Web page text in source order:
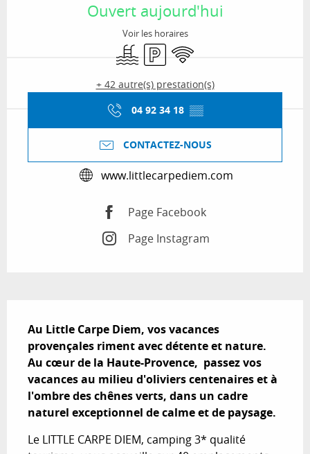
Ouvert aujourd'hui
Voir les horaires
PiscineParkingWiFi
+ 42 autre(s) prestation(s)
04 92 34 18 ▒▒
CONTACTEZ-NOUS
www.littlecarpediem.com
Page Facebook
Page Instagram
Au Little Carpe Diem, vos vacances
provençales riment avec détente et nature.
Au cœur de la Haute-Provence,  passez vos
vacances au milieu d'oliviers centenaires et à
l'ombre des chênes verts, dans un cadre
naturel exceptionnel de calme et de paysage.
Le LITTLE CARPE DIEM, camping 3* qualité